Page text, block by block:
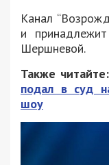
Канал
и
Шершневой.
Также читайте:
подал в суд
шоу